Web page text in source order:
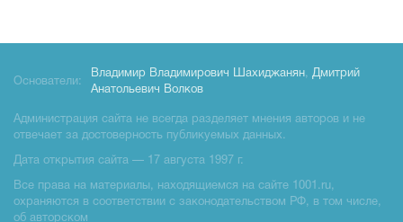
Основатели:
Владимир Владимирович Шахиджанян, Дмитрий
Анатольевич Волков
Администрация сайта не всегда разделяет мнения авторов и не
отвечает за достоверность публикуемых данных.
Дата открытия сайта — 17 августа 1997 г.
Все права на материалы, находящиемся на сайте 1001.ru,
охраняются в соответствии с законодательством РФ, в том числе,
об авторском